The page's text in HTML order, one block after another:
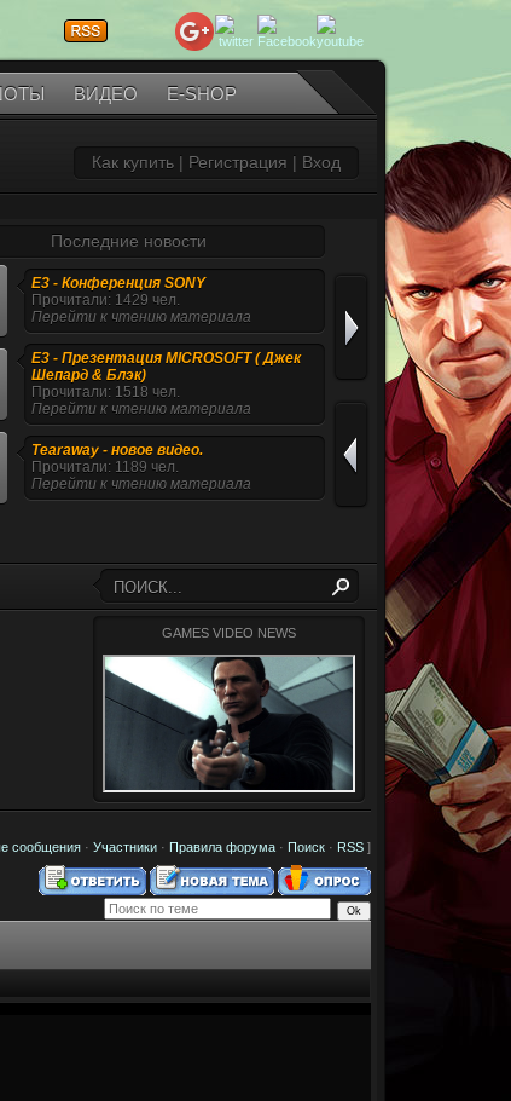
ВИДЕО E-SHOP
Как купить| Регистрация | Вход
Последние новости
E3 - Конференция SONY
Прочитали: 1429 чел.
Перейти к чтению материала
E3 - Презентация MICROSOFT ( Джек
Шепард & Блэк)
Прочитали: 1518 чел.
Перейти к чтению материала
Tearaway - новое видео.
Прочитали: 1189 чел.
Перейти к чтению материала
GAMES VIDEO NEWS
сообщения· Участники· Правила форума· Поиск· RSS]